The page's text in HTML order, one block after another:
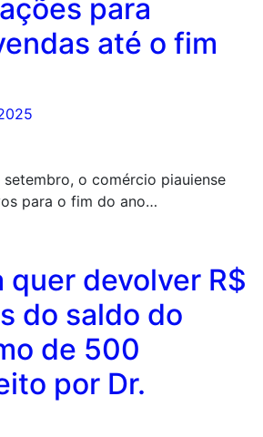
para
até o fim
o comércio piauiense
para o fim do ano…
quer devolver R$
do saldo do
de 500
por Dr.